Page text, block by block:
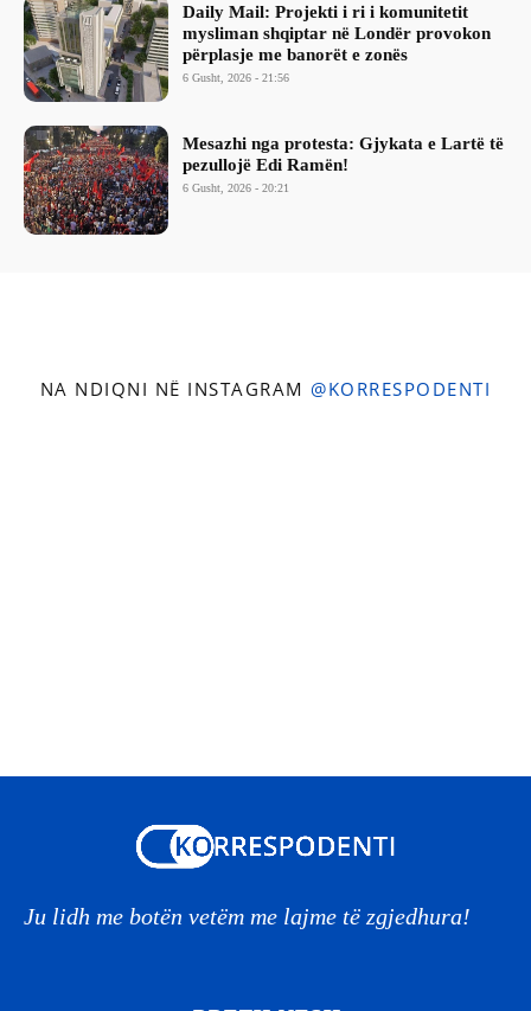
Daily Mail: Projekti i ri i komunitetit
mysliman shqiptar në Londër provokon
përplasje me banorët e zonës
6 Gusht, 2026 - 21:56
Mesazhi nga protesta: Gjykata e Lartë të
pezullojë Edi Ramën!
6 Gusht, 2026 - 20:21
NA NDIQNI NË INSTAGRAM @KORRESPODENTI
Ju lidh me botën vetëm me lajme të zgjedhura!